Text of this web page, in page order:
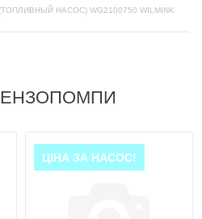
НАСОС) WG2100750 WILMINK
ЦІНА ЗА НАСОС!